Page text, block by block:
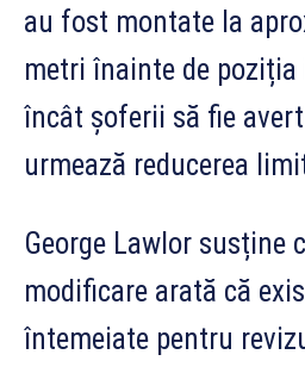
au fost montate la
metri înainte de
încât șoferii să fie
urmează reducerea
George Lawlor susține
modificare arată că
întemeiate pentru